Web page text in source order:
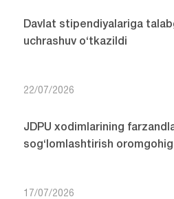
Davlat stipendiyalariga
uchrashuv o‘tkazildi
22/07/2026
JDPU xodimlarining
sog‘lomlashtirish
17/07/2026